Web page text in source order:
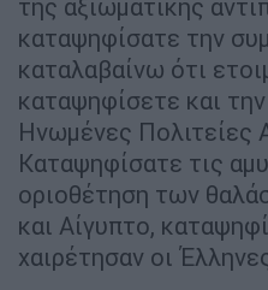
της αξιωματικής
καταψηφίσατε την
καταλαβαίνω ότι
καταψηφίσετε και
Ηνωμένες Πολιτείες
Καταψηφίσατε τις
οριοθέτηση των
και Αίγυπτο,
χαιρέτησαν οι